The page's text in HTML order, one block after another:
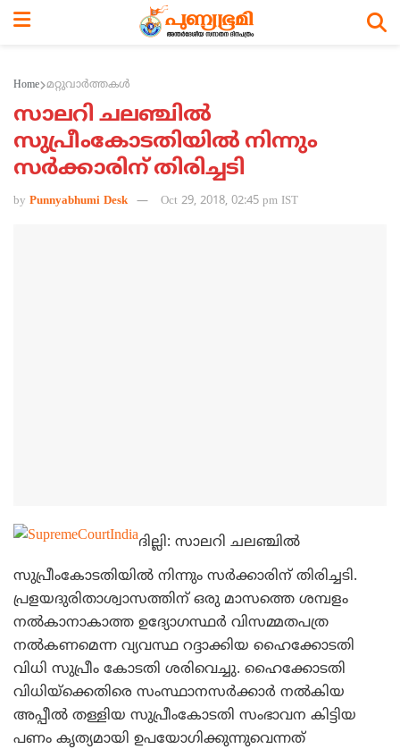
Home മറ്റുവാര്‍ത്തകള്‍
സാലറി ചലഞ്ചില്‍
സുപ്രീംകോടതിയില്‍ നിന്നും
സര്‍ക്കാരിന് തിരിച്ചടി
by Punnyabhumi Desk Oct 29, 2018, 02:45 pm IST
ദില്ലി: സാലറി ചലഞ്ചില്‍
സുപ്രീംകോടതിയില്‍ നിന്നും സര്‍ക്കാരിന് തിരിച്ചടി.
പ്രളയദുരിതാശ്വാസത്തിന് ഒരു മാസത്തെ ശമ്പളം
നല്‍കാനാകാത്ത ഉദ്യോഗസ്ഥര്‍ വിസമ്മതപത്ര
നല്‍കണമെന്ന വ്യവസ്ഥ റദ്ദാക്കിയ ഹൈക്കോടതി
വിധി സുപ്രീം കോടതി ശരിവെച്ചു. ഹൈക്കോടതി
വിധിയ്‌ക്കെതിരെ സംസ്ഥാനസര്‍ക്കാര്‍ നല്‍കിയ
അപ്പീല്‍ തള്ളിയ സുപ്രീംകോടതി സംഭാവന കിട്ടിയ
പണം കൃത്യമായി ഉപയോഗിക്കുന്നുവെന്നത്